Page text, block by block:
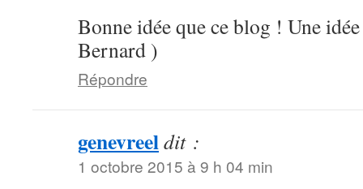
Bonne idée que ce blog ! Une
Bernard )
Répondre
genevreeldit :
1 octobre 2015 à 9 h 04 min